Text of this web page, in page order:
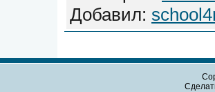
Добавил: